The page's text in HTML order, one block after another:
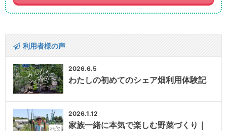
利用者様の声
2026.6.5
わたしの初めてのシェア畑利用体験記
2026.1.12
家族一緒に本気で楽しむ野菜づくり｜